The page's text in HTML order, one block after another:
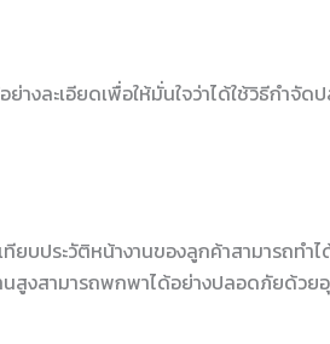
างละเอียดเพื่อให้มั่นใจว่าได้ใช้วิธีกำ
ยบประวัติหน้างานของลูกค้าสามารถท
านสูงสามารถพกพาได้อย่างปลอดภัยด้